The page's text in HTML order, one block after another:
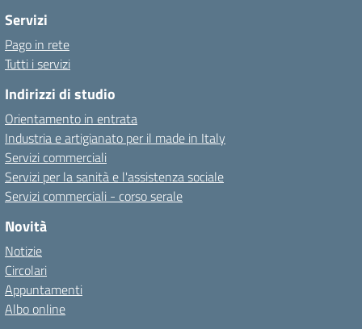
Servizi
Pago in rete
Tutti i servizi
Indirizzi di studio
Orientamento in entrata
Industria e artigianato per il made in Italy
Servizi commerciali
Servizi per la sanità e l'assistenza sociale
Servizi commerciali - corso serale
Novità
Notizie
Circolari
Appuntamenti
Albo online